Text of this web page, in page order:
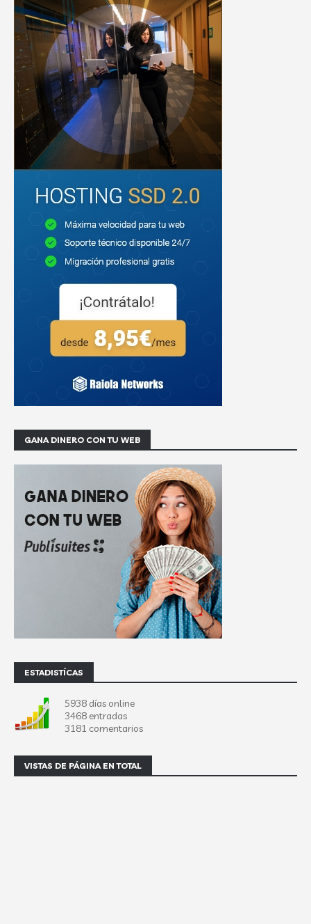
GANA DINERO CON TU WEB
ESTADISTÍCAS
5938 días online
3468 entradas
3181 comentarios
VISTAS DE PÁGINA EN TOTAL